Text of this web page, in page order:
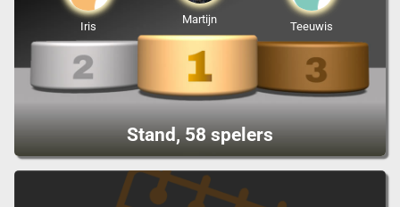
Stand, 58 spelers
Martijn
Iris Teeuwis